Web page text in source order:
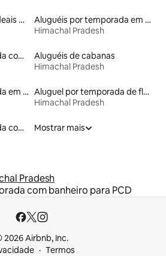
Aluguéis de espaços ideais para famílias
Aluguéis por temporada em resorts
Himachal Pradesh
Aluguéis por temporada com caiaque
Aluguéis de cabanas
Himachal Pradesh
Aluguéis por temporada em albergue
Aluguel por temporada de flats
Himachal Pradesh
Aluguéis por temporada com banheira de hidromassagem
Mostrar mais
Pradesh
com banheiro para PCD
2026 Airbnb, Inc.
Termos